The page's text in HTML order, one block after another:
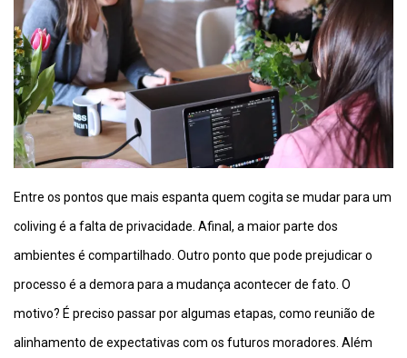
Entre os pontos que mais espanta quem cogita se mudar para um
coliving é a falta de privacidade. Afinal, a maior parte dos
ambientes é compartilhado. Outro ponto que pode prejudicar o
processo é a demora para a mudança acontecer de fato. O
motivo? É preciso passar por algumas etapas, como reunião de
alinhamento de expectativas com os futuros moradores. Além